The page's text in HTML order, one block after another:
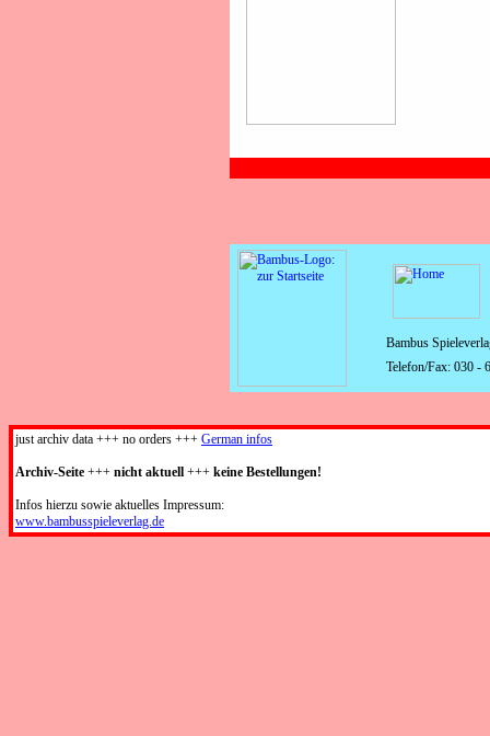
Bambus
Telefon/Fax: 030 -
just archiv data +++ no orders +++ German infos
Archiv-Seite +++ nicht aktuell +++ keine Bestellungen!
Infos hierzu sowie aktuelles Impressum:
www.bambusspieleverlag.de